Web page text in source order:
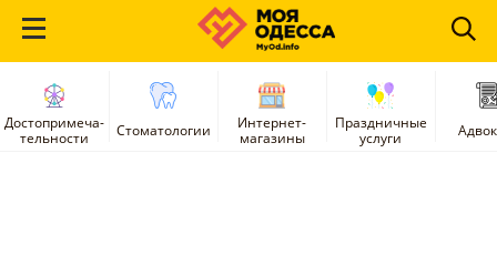
Достопримеча-
тельности
Стоматологии
Интернет-
магазины
Праздничные
услуги